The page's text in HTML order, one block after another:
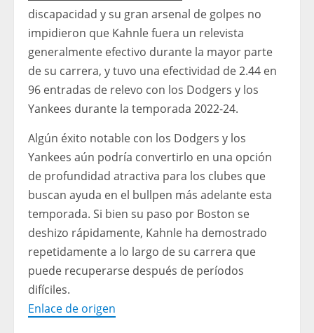
discapacidad y su gran arsenal de golpes no
impidieron que Kahnle fuera un relevista
generalmente efectivo durante la mayor parte
de su carrera, y tuvo una efectividad de 2.44 en
96 entradas de relevo con los Dodgers y los
Yankees durante la temporada 2022-24.
Algún éxito notable con los Dodgers y los
Yankees aún podría convertirlo en una opción
de profundidad atractiva para los clubes que
buscan ayuda en el bullpen más adelante esta
temporada. Si bien su paso por Boston se
deshizo rápidamente, Kahnle ha demostrado
repetidamente a lo largo de su carrera que
puede recuperarse después de períodos
difíciles.
Enlace de origen